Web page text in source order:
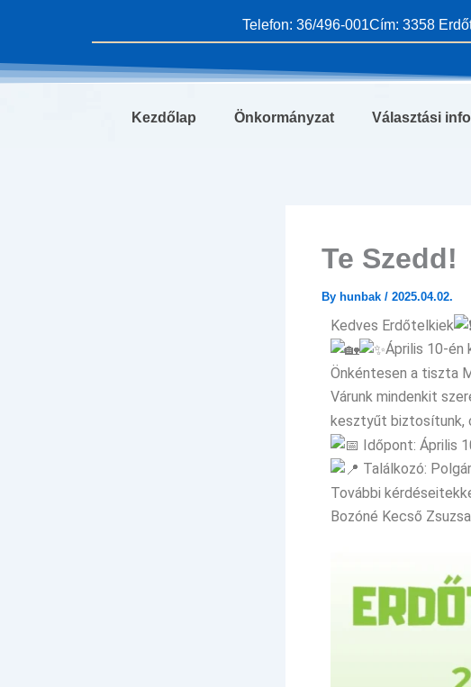
Telefon: 36/496-001Cím: 3358
Kezdőlap Önkormányzat Választási
Te Szedd!
By hunbak / 2025.04.02.
Kedves Erdőtelkiek
Április 10-én
Önkéntesen a tiszta
Várunk mindenkit
kesztyűt biztosítunk,
Időpont: Április
Találkozó:
További
Bozóné Kecső